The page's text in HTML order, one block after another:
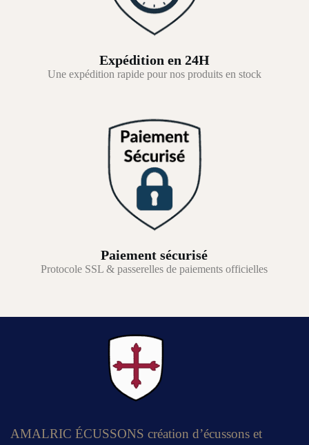
Expédition en 24H
Une expédition rapide pour nos produits en stock
Paiement sécurisé
Protocole SSL & passerelles de paiements officielles
AMALRIC ÉCUSSONS création d’écussons et